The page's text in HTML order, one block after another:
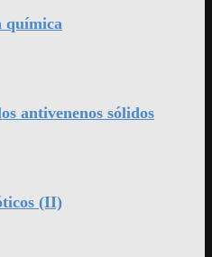
química
antivenenos sólidos
(II)